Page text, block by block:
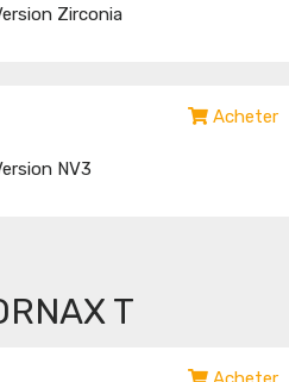
Zirconia
NV3
Acheter
T